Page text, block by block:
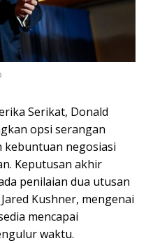
Serikat, Donald
opsi serangan
kebuntuan negosiasi
Keputusan akhir
penilaian dua utusan
Kushner, mengenai
mencapai
waktu.